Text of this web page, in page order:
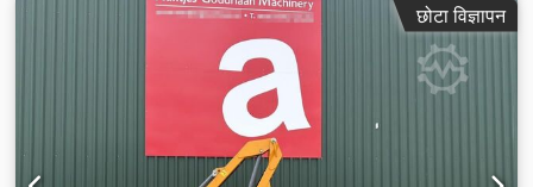
छोटा विज्ञापन